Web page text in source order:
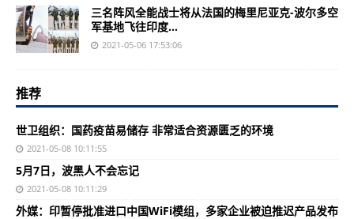
三名阵风全能战士将从法国的梅里尼亚克-波尔多空
军基地飞往印度...
2021-05-06 17:53:06
推荐
世卫组织：国药疫苗易储存 非常适合资源匮乏的环境
2021-05-08 10:11:55
5月7日，波黑人不会忘记
2021-05-08 10:11:29
外媒：印暂停批准进口中国WiFi模组，多家企业被迫推迟产品发布